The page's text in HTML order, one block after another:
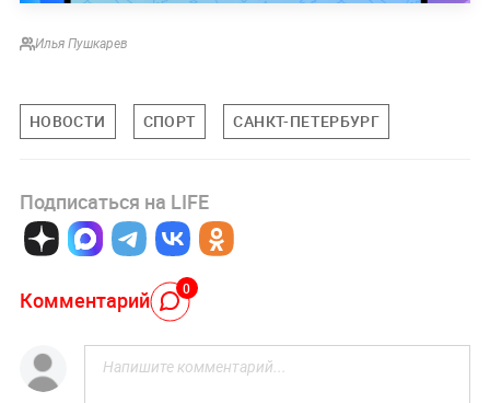
Илья Пушкарев
НОВОСТИ СПОРТ САНКТ-ПЕТЕРБУРГ
Подписаться на LIFE
Комментарий 0